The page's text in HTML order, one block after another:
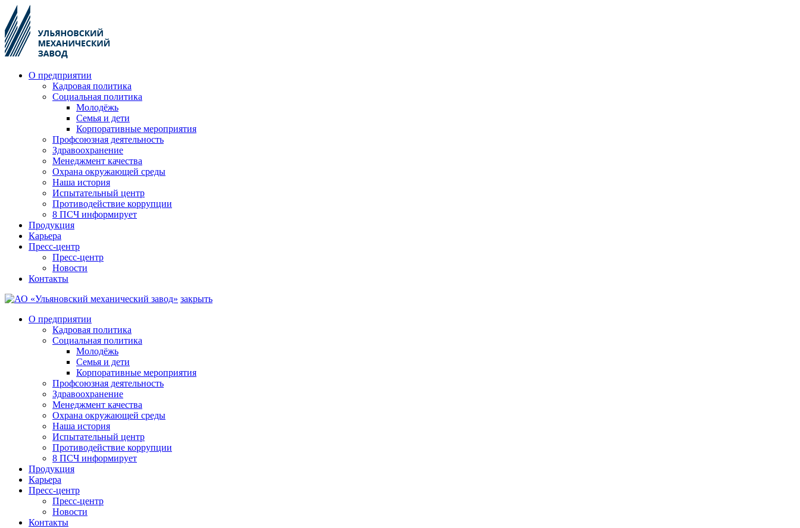
О предприятии
Кадровая политика
Социальная политика
Молодёжь
Семья и дети
Корпоративные мероприятия
Профсоюзная деятельность
Здравоохранение
Менеджмент качества
Охрана окружающей среды
Наша история
Испытательный центр
Противодействие коррупции
8 ПСЧ информирует
Продукция
Карьера
Пресс-центр
Пресс-центр
Новости
Контакты
закрыть
О предприятии
Кадровая политика
Социальная политика
Молодёжь
Семья и дети
Корпоративные мероприятия
Профсоюзная деятельность
Здравоохранение
Менеджмент качества
Охрана окружающей среды
Наша история
Испытательный центр
Противодействие коррупции
8 ПСЧ информирует
Продукция
Карьера
Пресс-центр
Пресс-центр
Новости
Контакты